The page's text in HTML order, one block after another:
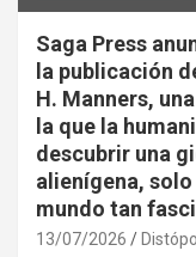
Saga Press
la publicación
H. Manners,
la que la
descubrir una
alienígena,
mundo tan
13/07/2026